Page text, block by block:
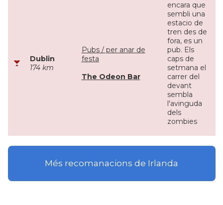
Dublin
174 km
Pubs / per anar de
festa
The Odeon Bar
encara que
sembli una
estacio de
tren des de
fora, es un
pub. Els
caps de
setmana el
carrer del
devant
sembla
l'avinguda
dels
zombies
Més recomanacions de Irlanda